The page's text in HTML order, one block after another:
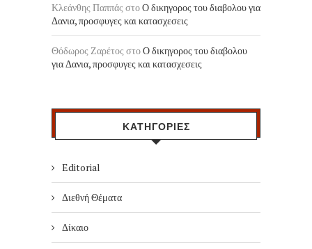
Κλεάνθης Παππάς στοΟ δικηγορος του διαβολου για
Δανια, προσφυγες και κατασχεσεις
Θόδωρος Ζαρέτος στοΟ δικηγορος του διαβολου
για Δανια, προσφυγες και κατασχεσεις
ΚΑΤΗΓΟΡΙΕΣ
Editorial
Διεθνή Θέματα
Δίκαιο